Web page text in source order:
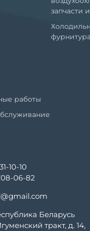
запчасти
фурнитура
работы
10-10
06-82
Беларусь
тракт, д. 14,